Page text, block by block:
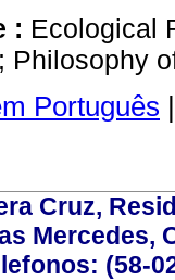
: Ecological
Philosophy
Português |
Cruz,
Mercedes,
(58-